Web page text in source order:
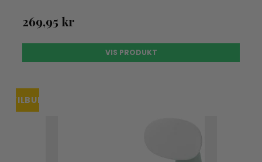
269,95 kr
VIS PRODUKT
TILBUD